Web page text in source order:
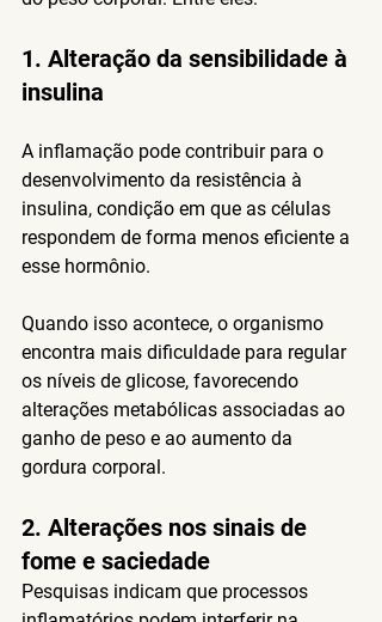
1. Alteração da sensibilidade à
insulina
A inflamação pode contribuir para o
desenvolvimento da resistência à
insulina, condição em que as células
respondem de forma menos eficiente a
esse hormônio.
Quando isso acontece, o organismo
encontra mais dificuldade para regular
os níveis de glicose, favorecendo
alterações metabólicas associadas ao
ganho de peso e ao aumento da
gordura corporal.
2. Alterações nos sinais de
fome e saciedade
Pesquisas indicam que processos